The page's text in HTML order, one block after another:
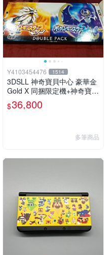
Y4103454476 1514
3DSLL 神奇寶貝中心 豪華金
Gold X 同捆限定機+神奇寶貝
太陽月亮同捆版
$36,800
多筆商品